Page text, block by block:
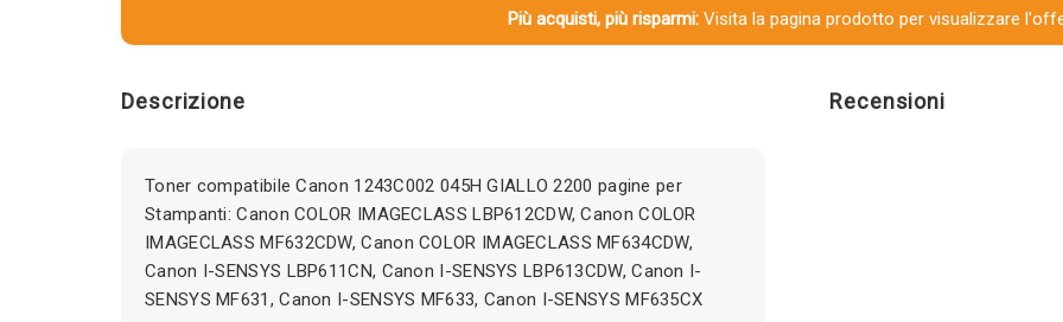
Più acquisti, più risparmi:Visita la pagina prodotto per visualizzare
Descrizione
Toner compatibile Canon 1243C002 045H GIALLO 2200 pagine per
Stampanti: Canon COLOR IMAGECLASS LBP612CDW, Canon COLOR
IMAGECLASS MF632CDW, Canon COLOR IMAGECLASS MF634CDW,
Canon I-SENSYS LBP611CN, Canon I-SENSYS LBP613CDW, Canon I-
SENSYS MF631, Canon I-SENSYS MF633, Canon I-SENSYS MF635CX
Recensioni